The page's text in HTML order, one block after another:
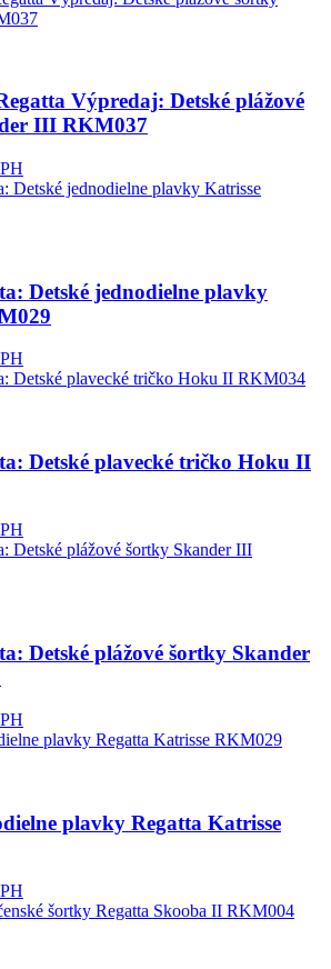
Výpredaj: Detské plážové
III RKM037
Detské jednodielne plavky
Detské plavecké tričko Hoku II
Detské plážové šortky Skander
plavky Regatta Katrisse